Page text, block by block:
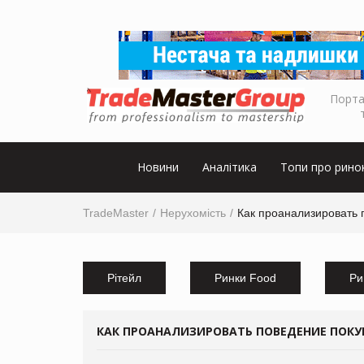
Новини Аналітика Топи про
TradeMaster Нерухомість Как
Рітейл Ринки Food
КАК ПРОАНАЛИЗИРОВАТЬ ПОВЕДЕНИЕ